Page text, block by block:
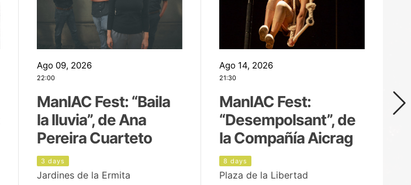
Ago 09, 2026
22:00
ManIAC Fest: “Baila
la lluvia”, de Ana
Pereira Cuarteto
3 days
Jardines de la Ermita
Ago 14, 2026
21:30
ManIAC Fest:
“Desempolsant”, de
la Compañía Aicrag
8 days
Plaza de la Libertad